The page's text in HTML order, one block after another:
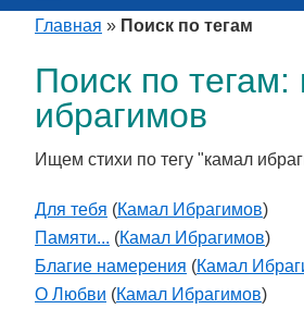
Главная » Поиск по тегам
Поиск по тегам:
ибрагимов
Ищем стихи по тегу "камал
Для тебя (Камал Ибрагимов)
Памяти... (Камал Ибрагимов)
Благие намерения (Камал
О Любви (Камал Ибрагимов)